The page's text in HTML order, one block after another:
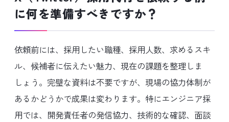
に何を準備すべきですか？
依頼前には、採用したい職種、採用人数、求めるスキ
ル、候補者に伝えたい魅力、現在の課題を整理しま
しょう。完璧な資料は不要ですが、現場の協力体制が
あるかどうかで成果は変わります。特にエンジニア採
用では、開発責任者の発信協力、技術的な確認、面談